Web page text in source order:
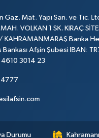
Gaz. Mat. Yapı San. ve Tic.
VOLKAN 1 SK. KIRAÇ
KAHRAMANMARAŞ Banka
Bankası Afşin Şubesi IBAN:
3014 23
Durumu